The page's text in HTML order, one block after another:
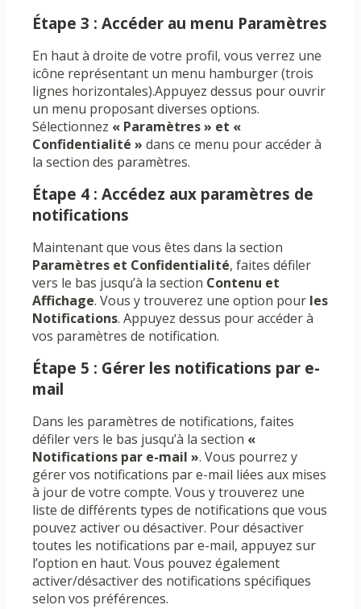
Étape 3 : Accéder au menu Paramètres
En haut à droite de votre profil, vous verrez une
icône représentant un menu hamburger (trois
lignes horizontales).Appuyez dessus pour ouvrir
un menu proposant diverses options.
Sélectionnez « Paramètres » et «
Confidentialité » dans ce menu pour accéder à
la section des paramètres.
Étape 4 : Accédez aux paramètres de
notifications
Maintenant que vous êtes dans la section
Paramètres et Confidentialité, faites défiler
vers le bas jusqu’à la section Contenu et
Affichage. Vous y trouverez une option pour les
Notifications. Appuyez dessus pour accéder à
vos paramètres de notification.
Étape 5 : Gérer les notifications par e-
mail
Dans les paramètres de notifications, faites
défiler vers le bas jusqu’à la section «
Notifications par e-mail ». Vous pourrez y
gérer vos notifications par e-mail liées aux mises
à jour de votre compte. Vous y trouverez une
liste de différents types de notifications que vous
pouvez activer ou désactiver. Pour désactiver
toutes les notifications par e-mail, appuyez sur
l’option en haut. Vous pouvez également
activer/désactiver des notifications spécifiques
selon vos préférences.